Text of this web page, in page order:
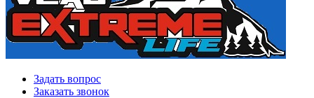
Задать вопрос
Заказать звонок